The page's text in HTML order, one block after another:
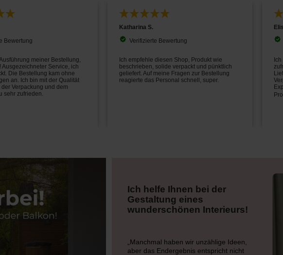
Bewertung
meiner Bestellung,
Ausgezeichneter Service, ich
Die Bestellung kam ohne
an. Ich bin mit der Qualität
Verpackung und dem
sehr zufrieden.
Katharina S.
Verifizierte Bewertung
Ich empfehle diesen Shop, Produkt wie
beschrieben, solide verpackt und pünktlich
geliefert. Auf meine Fragen zur Bestellung
reagierte das Personal schnell, super.
Ich helfe Ihnen bei der
Gestaltung eines
wunderschönen Interieurs!
„Manchmal haben wir unzählige Ideen,
aber das Endergebnis entspricht nicht